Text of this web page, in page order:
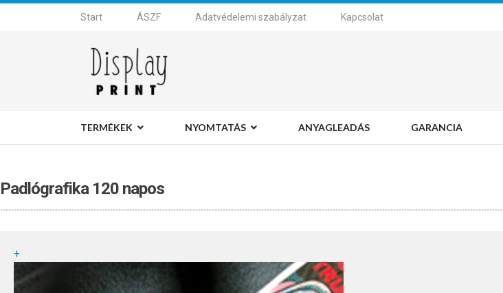
Start ÁSZF Adatvédelemi szabályzat Kapcsolat
TERMÉKEK NYOMTATÁS ANYAGLEADÁS GARANCIA
Padlógrafika 120 napos
+